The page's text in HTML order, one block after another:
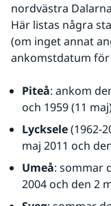
nordvästra
Här listas några
(om inget annat
ankomstdatum
Piteå: ankom
och 1959 (11
Lycksele (1962-
maj 2011 och
Umeå: sommar
2004 och den 2